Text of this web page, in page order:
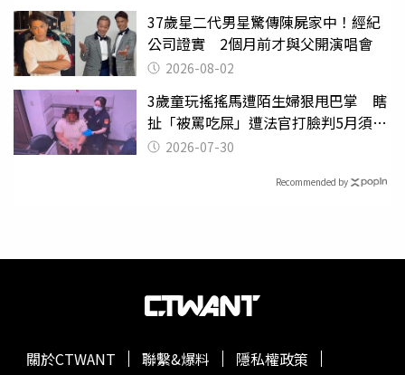
37歲星二代男星驚傳陳屍家中！經紀
公司證實 2個月前才與父開演唱會
2026-08-02
3歲童玩搖搖馬遭陌生婦狠甩巴掌 瞎
扯「被罵吃屎」遭法官打臉判5月須入
監 2026-07-30
Recommended by
關於CTWANT 聯繫&爆料 隱私權政策